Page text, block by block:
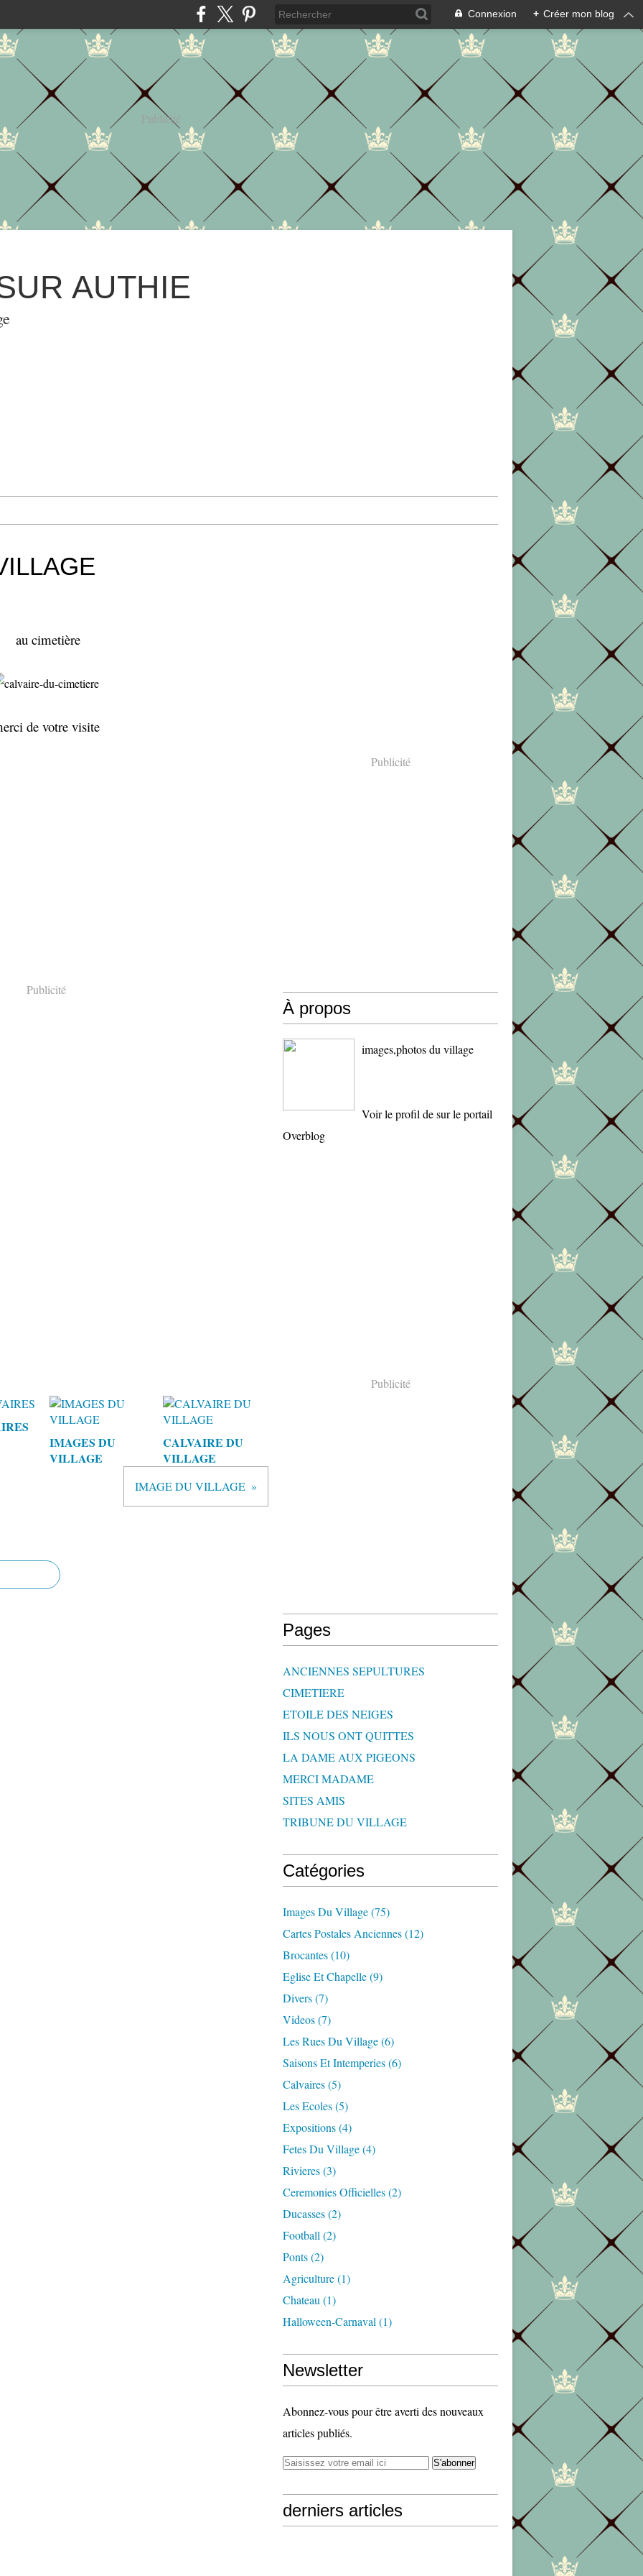
Connexion + Créer mon blog
Publicité
AUTHIE
au cimetière
de votre visite
Publicité
IMAGES DU
VILLAGE
CALVAIRE DU
VILLAGE
IMAGE DU VILLAGE
Publicité
À propos
images,photos du village
Voir le profil desur le portail
Overblog
Publicité
Pages
ANCIENNES SEPULTURES
CIMETIERE
ETOILE DES NEIGES
ILS NOUS ONT QUITTES
LA DAME AUX PIGEONS
MERCI MADAME
SITES AMIS
TRIBUNE DU VILLAGE
Catégories
Images Du Village(75)
Cartes Postales Anciennes(12)
Brocantes(10)
Eglise Et Chapelle(9)
Divers(7)
Videos(7)
Les Rues Du Village(6)
Saisons Et Intemperies(6)
Calvaires(5)
Les Ecoles(5)
Expositions(4)
Fetes Du Village(4)
Rivieres(3)
Ceremonies Officielles(2)
Ducasses(2)
Football (2)
Ponts(2)
Agriculture(1)
Chateau (1)
Halloween-Carnaval (1)
Newsletter
Abonnez-vous pour être averti des nouveaux
articles publiés.
derniers articles